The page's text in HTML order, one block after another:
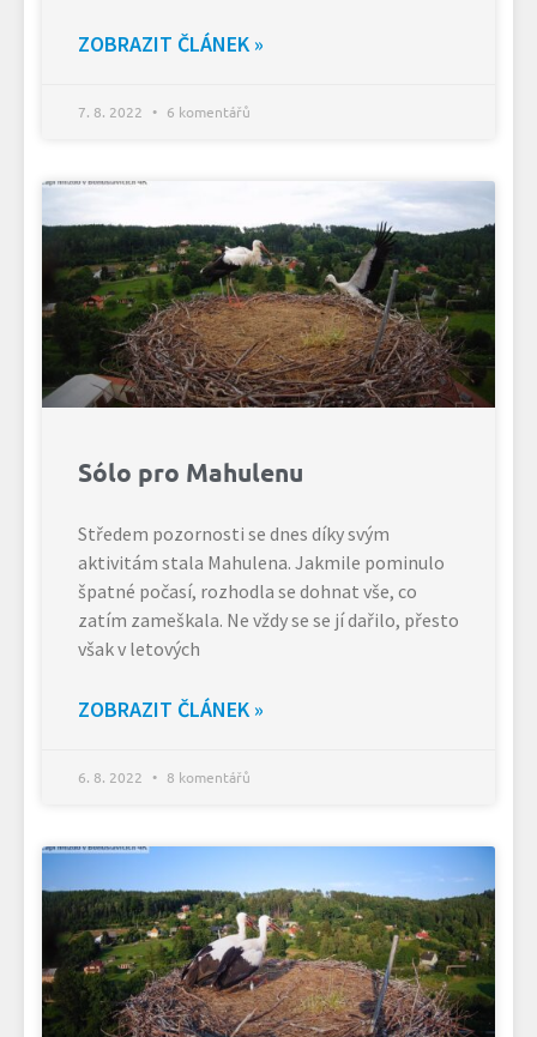
ZOBRAZIT ČLÁNEK »
7. 8. 2022 6 komentářů
Sólo pro Mahulenu
Středem pozornosti se dnes díky svým
aktivitám stala Mahulena. Jakmile pominulo
špatné počasí, rozhodla se dohnat vše, co
zatím zameškala. Ne vždy se se jí dařilo, přesto
však v letových
ZOBRAZIT ČLÁNEK »
6. 8. 2022 8 komentářů